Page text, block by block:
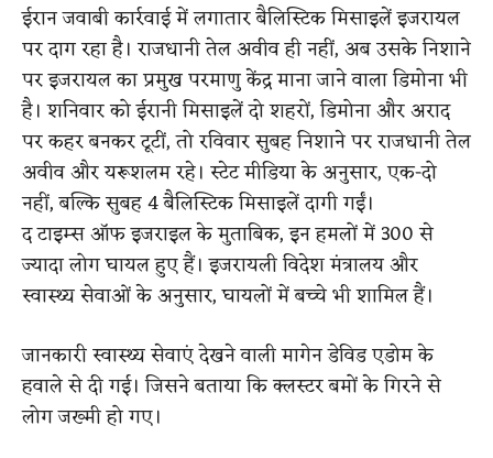
ईरान जवाबी कार्रवाई में लगातार बैलिस्टिक मिसाइलें इजरायल
पर दाग रहा है। राजधानी तेल अवीव ही नहीं, अब उसके निशाने
पर इजरायल का प्रमुख परमाणु केंद्र माना जाने वाला डिमोना भी
है। शनिवार को ईरानी मिसाइलें दो शहरों, डिमोना और अराद
पर कहर बनकर टूटीं, तो रविवार सुबह निशाने पर राजधानी तेल
अवीव और यरूशलम रहे। स्टेट मीडिया के अनुसार, एक-दो
नहीं, बल्कि सुबह 4 बैलिस्टिक मिसाइलें दागी गईं।
द टाइम्स ऑफ इजराइल के मुताबिक, इन हमलों में 300 से
ज्यादा लोग घायल हुए हैं। इजरायली विदेश मंत्रालय और
स्वास्थ्य सेवाओं के अनुसार, घायलों में बच्चे भी शामिल हैं।
जानकारी स्वास्थ्य सेवाएं देखने वाली मागेन डेविड एडोम के
हवाले से दी गई। जिसने बताया कि क्लस्टर बमों के गिरने से
लोग जख्मी हो गए।